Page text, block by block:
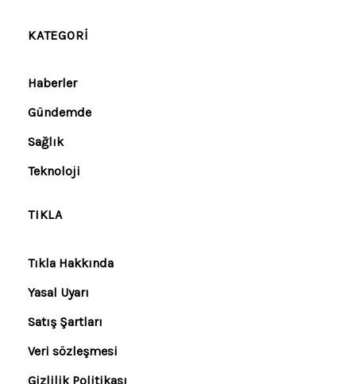
KATEGORI
Haberler
Gündemde
Sağlık
Teknoloji
TIKLA
Tıkla Hakkında
Yasal Uyarı
Satış Şartları
Veri sözleşmesi
Gizlilik Politikası